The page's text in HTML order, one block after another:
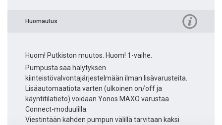
Huomautus
Huom! Putkiston muutos. Huom! 1-vaihe.
Pumpusta saa hälytyksen
kiinteistövalvontajärjestelmään ilman lisävarusteita.
Lisäautomaatiota varten (ulkoinen on/off ja
käyntitilatieto) voidaan Yonos MAXO varustaa
Connect-moduulilla.
Viestintään kahden pumpun välillä tarvitaan kaksi